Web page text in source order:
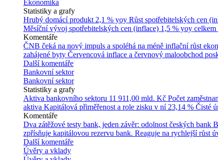
Ekonomika
Statistiky a grafy
Hrubý domácí produkt 2,1 % yoy Růst spotřebitelských cen
Měsíční vývoj spotřebitelských cen (inflace) 1,5 % yoy celkem
Komentáře
ČNB čeká na nový impuls a spoléhá na méně inflační růst
zahájené byty Červencová inflace a červnový maloobchod
Další komentáře
Bankovní sektor
Bankovní sektor
Statistiky a grafy
Aktiva bankovního sektoru 11 911,00 mld. Kč Počet
aktiva Kapitálová přiměřenost a role zisku v ní 23,14 % Čisté
Komentáře
Dva zátěžové testy bank, jeden závěr: odolnost českých bank
zpřísňuje kapitálovou rezervu bank. Reaguje na rychlejší růst
Další komentáře
Úvěry a vklady